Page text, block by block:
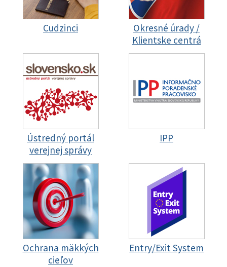
Cudzinci
Okresné úrady /
Klientske centrá
Ústredný portál
verejnej správy
IPP
Ochrana mäkkých
cieľov
Entry/Exit System